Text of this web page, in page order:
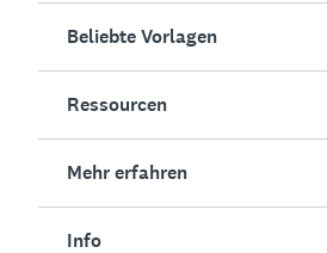
Umfragen
KI-Umfragegenerator
Online-Formulare
Marktforschung
Beliebte Vorlagen
Mitarbeiterengagement
Event-Feedback
Ressourcen
Blog
Mehr erfahren
Info